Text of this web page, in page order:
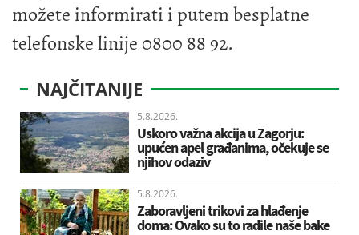
možete informirati i putem besplatne
telefonske linije 0800 88 92.
NAJČITANIJE
5.8.2026.
Uskoro važna akcija u Zagorju:
upućen apel građanima, očekuje se
njihov odaziv
5.8.2026.
Zaboravljeni trikovi za hlađenje
doma: Ovako su to radile naše bake